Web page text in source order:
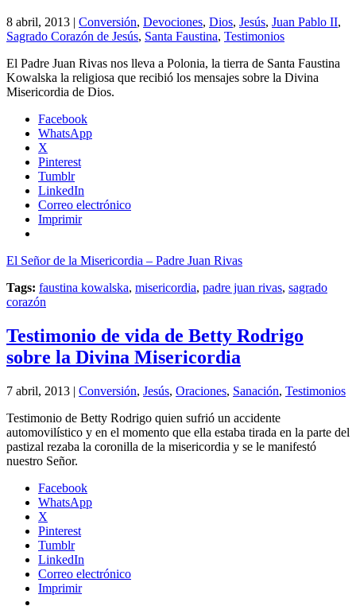
8 abril, 2013 | Conversión, Devociones, Dios, Jesús, Juan Pablo II,
Sagrado Corazón de Jesús, Santa Faustina, Testimonios
El Padre Juan Rivas nos lleva a Polonia, la tierra de Santa Faustina
Kowalska la religiosa que recibió los mensajes sobre la Divina
Misericordia de Dios.
Facebook
WhatsApp
X
Pinterest
Tumblr
LinkedIn
Correo electrónico
Imprimir
El Señor de la Misericordia – Padre Juan Rivas
Tags: faustina kowalska, misericordia, padre juan rivas, sagrado
corazón
Testimonio de vida de Betty Rodrigo
sobre la Divina Misericordia
7 abril, 2013 | Conversión, Jesús, Oraciones, Sanación, Testimonios
Testimonio de Betty Rodrigo quien sufrió un accidente
automovilístico y en el momento que ella estaba tirada en la parte del
pastizal rezaba la coronilla de la misericordia y se le manifestó
nuestro Señor.
Facebook
WhatsApp
X
Pinterest
Tumblr
LinkedIn
Correo electrónico
Imprimir